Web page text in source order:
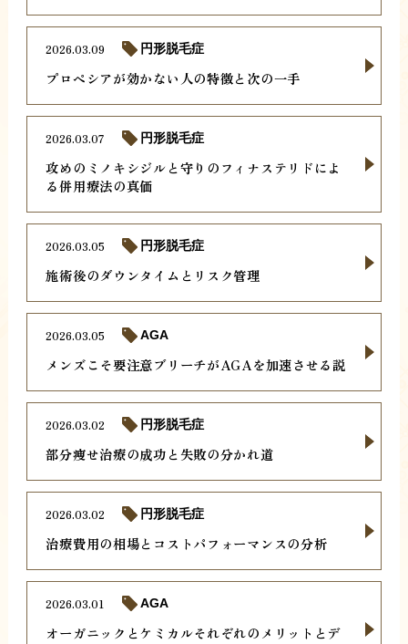
プロペシアが効かない人の特徴と次の一手
2026.03.09 円形脱毛症
攻めのミノキシジルと守りのフィナステリドによ
る併用療法の真価
2026.03.07 円形脱毛症
施術後のダウンタイムとリスク管理
2026.03.05 円形脱毛症
メンズこそ要注意ブリーチがAGAを加速させる説
2026.03.05 AGA
部分痩せ治療の成功と失敗の分かれ道
2026.03.02 円形脱毛症
治療費用の相場とコストパフォーマンスの分析
2026.03.02 円形脱毛症
オーガニックとケミカルそれぞれのメリットとデ
2026.03.01 AGA